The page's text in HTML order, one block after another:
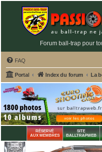
Forum ball-trap pour
FAQ
Portal Index du forum
RÉSERVÉ
AUX MEMBRES
SITE
BALLTRAPWEB